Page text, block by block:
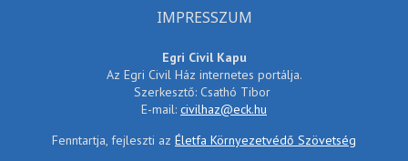
IMPRESSZUM
Egri Civil Kapu
Az Egri Civil Ház internetes portálja.
Szerkesztő: Csathó Tibor
E-mail: civilhaz@eck.hu
Fenntartja, fejleszti az Életfa Környezetvédő Szövetség